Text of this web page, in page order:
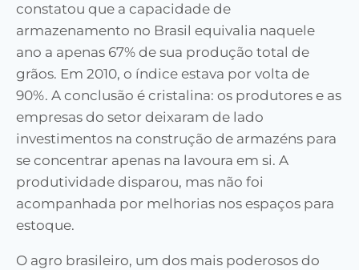
constatou que a capacidade de
armazenamento no Brasil equivalia naquele
ano a apenas 67% de sua produção total de
grãos. Em 2010, o índice estava por volta de
90%. A conclusão é cristalina: os produtores e as
empresas do setor deixaram de lado
investimentos na construção de armazéns para
se concentrar apenas na lavoura em si. A
produtividade disparou, mas não foi
acompanhada por melhorias nos espaços para
estoque.
O agro brasileiro, um dos mais poderosos do